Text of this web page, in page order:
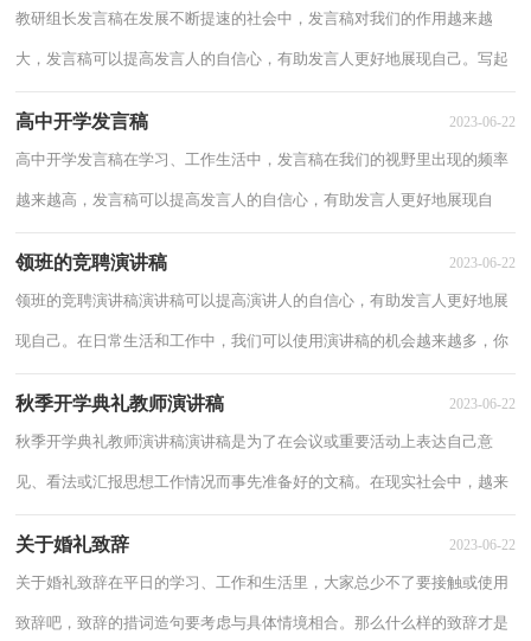
教研组长发言稿在发展不断提速的社会中，发言稿对我们的作用越来越
大，发言稿可以提高发言人的自信心，有助发言人更好地展现自己。写起
高中开学发言稿 2023-06-22
高中开学发言稿在学习、工作生活中，发言稿在我们的视野里出现的频率
越来越高，发言稿可以提高发言人的自信心，有助发言人更好地展现自
领班的竞聘演讲稿 2023-06-22
领班的竞聘演讲稿演讲稿可以提高演讲人的自信心，有助发言人更好地展
现自己。在日常生活和工作中，我们可以使用演讲稿的机会越来越多，你
秋季开学典礼教师演讲稿 2023-06-22
秋季开学典礼教师演讲稿演讲稿是为了在会议或重要活动上表达自己意
见、看法或汇报思想工作情况而事先准备好的文稿。在现实社会中，越来
关于婚礼致辞 2023-06-22
关于婚礼致辞在平日的学习、工作和生活里，大家总少不了要接触或使用
致辞吧，致辞的措词造句要考虑与具体情境相合。那么什么样的致辞才是